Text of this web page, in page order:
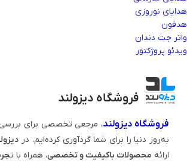
هدایای نوروزی
هدفون
واتر جت دندان
ویدئو پروژکتور
فروشگاه دیزولند
فروشگاه دیزولند، مرجعی تخصصی برای
به‌روز دنیا را برای شما گردآوری کرده‌ایم. در
ارائه محصولات باکیفیت و تخصصی، همراه با ت